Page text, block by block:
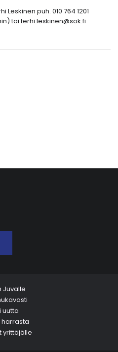
puh. 010 764 1201
tai terhi.leskinen@sok.fi
Juvalle
uutta
harrasta
yrittäjälle